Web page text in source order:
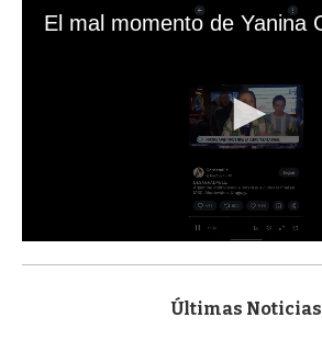
s
Últimas Noticias